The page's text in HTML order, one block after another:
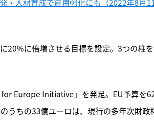
・人材育成で雇用強化にも（2022年8月
20%に倍増させる目標を設定。3つの柱
Europe Initiative」を発足。EU予算を
うちの33億ユーロは、現行の多年次財政